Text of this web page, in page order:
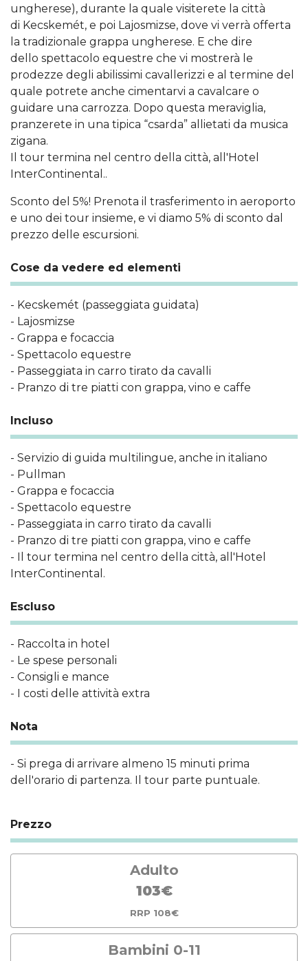
ungherese), durante la quale visiterete la città
di Kecskemét, e poi Lajosmizse, dove vi verrà offerta
la tradizionale grappa ungherese. E che dire
dello spettacolo equestre che vi mostrerà le
prodezze degli abilissimi cavallerizzi e al termine del
quale potrete anche cimentarvi a cavalcare o
guidare una carrozza. Dopo questa meraviglia,
pranzerete in una tipica “csarda” allietati da musica
zigana.
Il tour termina nel centro della città, all'Hotel
InterContinental..
Sconto del 5%! Prenota il trasferimento in aeroporto
e uno dei tour insieme, e vi diamo 5% di sconto dal
prezzo delle escursioni.
Cose da vedere ed elementi
- Kecskemét (passeggiata guidata)
- Lajosmizse
- Grappa e focaccia
- Spettacolo equestre
- Passeggiata in carro tirato da cavalli
- Pranzo di tre piatti con grappa, vino e caffe
Incluso
- Servizio di guida multilingue, anche in italiano
- Pullman
- Grappa e focaccia
- Spettacolo equestre
- Passeggiata in carro tirato da cavalli
- Pranzo di tre piatti con grappa, vino e caffe
- Il tour termina nel centro della città, all'Hotel
InterContinental.
Escluso
- Raccolta in hotel
- Le spese personali
- Consigli e mance
- I costi delle attività extra
Nota
- Si prega di arrivare almeno 15 minuti prima
dell'orario di partenza. Il tour parte puntuale.
Prezzo
Adulto
103€
RRP 108€
Bambini 0-11